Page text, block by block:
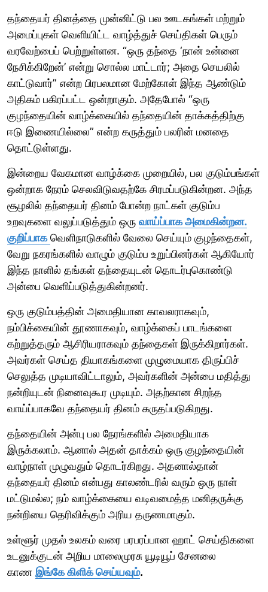
தந்தையர் தினத்தை முன்னிட்டு பல ஊடகங்கள் மற்றும்
அமைப்புகள் வெளியிட்ட வாழ்த்துச் செய்திகள் பெரும்
வரவேற்பைப் பெற்றுள்ளன. “ஒரு தந்தை ‘நான் உன்னை
நேசிக்கிறேன்’ என்று சொல்ல மாட்டார்; அதை செயலில்
காட்டுவார்” என்ற பிரபலமான மேற்கோள் இந்த ஆண்டும்
அதிகம் பகிரப்பட்ட ஒன்றாகும். அதேபோல் “ஒரு
குழந்தையின் வாழ்க்கையில் தந்தையின் தாக்கத்திற்கு
ஈடு இணையில்லை” என்ற கருத்தும் பலரின் மனதை
தொட்டுள்ளது.
இன்றைய வேகமான வாழ்க்கை முறையில், பல குடும்பங்கள்
ஒன்றாக நேரம் செலவிடுவதற்கே சிரமப்படுகின்றன. அந்த
சூழலில் தந்தையர் தினம் போன்ற நாட்கள் குடும்ப
உறவுகளை வலுப்படுத்தும் ஒரு வாய்ப்பாக அமைகின்றன.
குறிப்பாக வெளிநாடுகளில் வேலை செய்யும் குழந்தைகள்,
வேறு நகரங்களில் வாழும் குடும்ப உறுப்பினர்கள் ஆகியோர்
இந்த நாளில் தங்கள் தந்தையுடன் தொடர்புகொண்டு
அன்பை வெளிப்படுத்துகின்றனர்.
ஒரு குடும்பத்தின் அமைதியான காவலராகவும்,
நம்பிக்கையின் தூணாகவும், வாழ்க்கைப் பாடங்களை
கற்றுத்தரும் ஆசிரியராகவும் தந்தைகள் இருக்கிறார்கள்.
அவர்கள் செய்த தியாகங்களை முழுமையாக திருப்பிச்
செலுத்த முடியாவிட்டாலும், அவர்களின் அன்பை மதித்து
நன்றியுடன் நினைவுகூர முடியும். அதற்கான சிறந்த
வாய்ப்பாகவே தந்தையர் தினம் கருதப்படுகிறது.
தந்தையின் அன்பு பல நேரங்களில் அமைதியாக
இருக்கலாம். ஆனால் அதன் தாக்கம் ஒரு குழந்தையின்
வாழ்நாள் முழுவதும் தொடர்கிறது. அதனால்தான்
தந்தையர் தினம் என்பது காலண்டரில் வரும் ஒரு நாள்
மட்டுமல்ல; நம் வாழ்க்கையை வடிவமைத்த மனிதருக்கு
நன்றியை தெரிவிக்கும் அரிய தருணமாகும்.
உள்ளூர் முதல் உலகம் வரை பரபரப்பான ஹாட் செய்திகளை
உடனுக்குடன் அறிய மாலைமுரசு யூடியூப் சேனலை
காண இங்கே கிளிக் செய்யவும்.